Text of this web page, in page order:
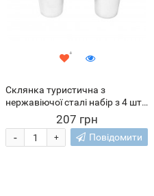
Склянка туристична з
нержавіючої сталі набір з 4 шт
в чохлі 80 мл (SH)
207 грн
+
- Повідомити